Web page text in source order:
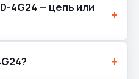
4G24 — цепь или